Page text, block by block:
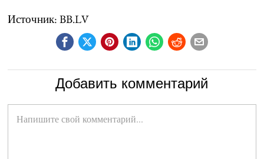
Источник: BB.LV
Добавить комментарий